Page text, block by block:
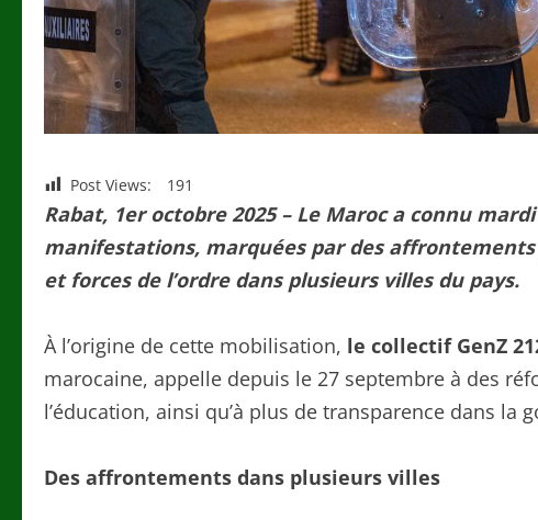
Post Views: 191
Rabat, 1er octobre 2025 – Le Maroc a connu
manifestations, marquées par des
et forces de l’ordre dans plusieurs villes du pays.
À l’origine de cette mobilisation, le collectif GenZ
marocaine, appelle depuis le 27 septembre à des
l’éducation, ainsi qu’à plus de transparence dans la
Des affrontements dans plusieurs villes